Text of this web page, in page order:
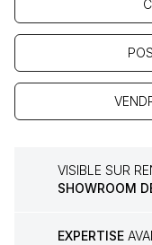
VISIBLE SUR
SHOWROOM
EXPERTISE